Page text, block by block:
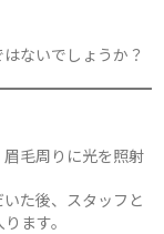
ないでしょうか？
毛周りに光を照射
た後、スタッフと
ます。